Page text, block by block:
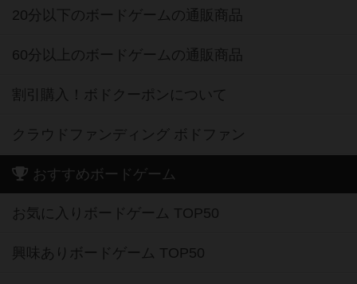
20分以下のボードゲームの通販商品
60分以上のボードゲームの通販商品
割引購入！ボドクーポンについて
クラウドファンディング ボドファン
おすすめボードゲーム
お気に入りボードゲーム TOP50
興味ありボードゲーム TOP50